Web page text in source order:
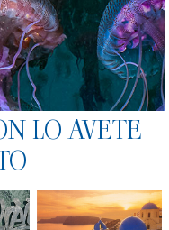
LO AVETE